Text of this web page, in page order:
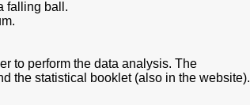
falling ball.
to perform the data analysis. The
the statistical booklet (also in the website).